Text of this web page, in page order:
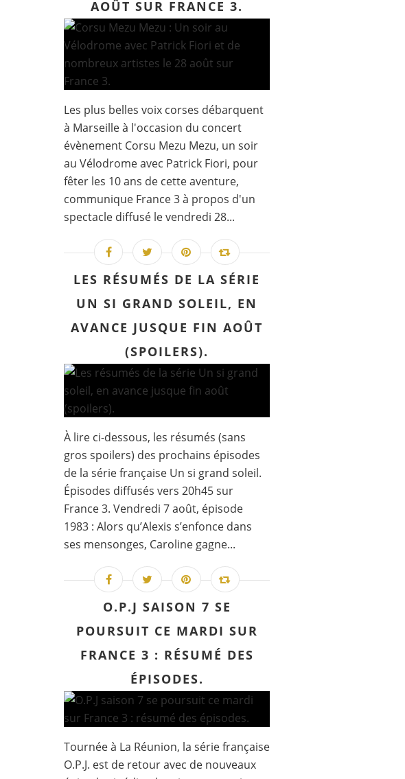
AOÛT SUR FRANCE 3.
Les plus belles voix corses débarquent
à Marseille à l'occasion du concert
évènement Corsu Mezu Mezu, un soir
au Vélodrome avec Patrick Fiori, pour
fêter les 10 ans de cette aventure,
communique France 3 à propos d'un
spectacle diffusé le vendredi 28...
LES RÉSUMÉS DE LA SÉRIE
UN SI GRAND SOLEIL, EN
AVANCE JUSQUE FIN AOÛT
(SPOILERS).
À lire ci-dessous, les résumés (sans
gros spoilers) des prochains épisodes
de la série française Un si grand soleil.
Épisodes diffusés vers 20h45 sur
France 3. Vendredi 7 août, épisode
1983 : Alors qu’Alexis s’enfonce dans
ses mensonges, Caroline gagne...
O.P.J SAISON 7 SE
POURSUIT CE MARDI SUR
FRANCE 3 : RÉSUMÉ DES
ÉPISODES.
Tournée à La Réunion, la série française
O.P.J. est de retour avec de nouveaux